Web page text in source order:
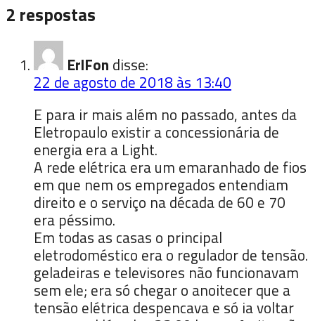
2 respostas
ErlFon disse:
22 de agosto de 2018 às 13:40
E para ir mais além no passado, antes da
Eletropaulo existir a concessionária de
energia era a Light.
A rede elétrica era um emaranhado de fios
em que nem os empregados entendiam
direito e o serviço na década de 60 e 70
era péssimo.
Em todas as casas o principal
eletrodoméstico era o regulador de tensão.
geladeiras e televisores não funcionavam
sem ele; era só chegar o anoitecer que a
tensão elétrica despencava e só ia voltar